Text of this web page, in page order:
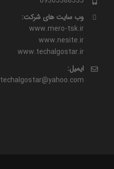
وب سایت های شرکت:
www.mero-tsk.ir
www.nesite.ir
www.techalgostar.ir
ایمیل:
techalgostar@yahoo.com